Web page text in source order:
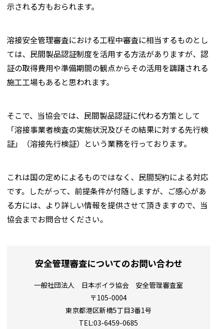
示される方もおられます。
溶接安全管理審査における工程中審査に相当するものとし
ては、民間製品認証制度を活用する方法がありますが、認
証の取得費用や準備期間の観点からその活用を躊躇される
施工工場もあると思われます。
そこで、当協会では、民間製品認証に代わる方策として
「溶接事業者検査の実施状況及びその結果に対する先行検
証」（溶接先行検証）という業務を行っております。
これは国の定めによるものではなく、民間契約による対応
です。したがって、前提条件が付随しますが、ご感心があ
る方には、より詳しい情報を提供させて頂きますので、当
協会までお問合せください。
安全管理審査についてのお問い合わせ
一般社団法人 日本ボイラ協会 安全管理審査室
〒105-0004
東京都港区新橋5丁目3番1号
TEL:03-6459-0685